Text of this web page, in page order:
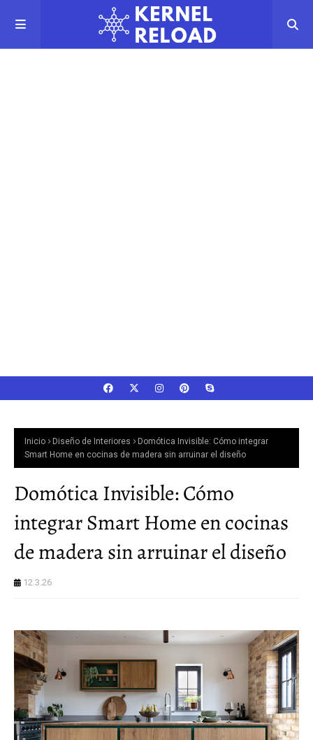
Inicio Diseño de Interiores
Domótica Invisible: Cómo integrar
Smart Home en cocinas de madera sin arruinar el diseño
Domótica Invisible: Cómo
integrar Smart Home en cocinas
de madera sin arruinar el diseño
12.3.26